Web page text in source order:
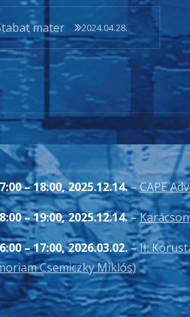
mater 2024.04.28.
–18:00,2025.12.14.–CAPE
–19:00,2025.12.14.–
–17:00,2026.03.02.–II.
Csemiczky Miklós)